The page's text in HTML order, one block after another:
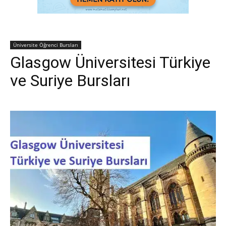
Üniversite Öğrenci Bursları
Glasgow Üniversitesi Türkiye
ve Suriye Bursları